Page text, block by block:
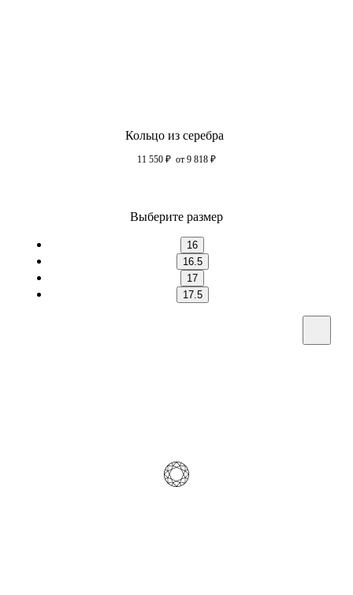
Кольцо из серебра
11 550 ₽ от 9 818 ₽
Выберите размер
16
16.5
17
17.5